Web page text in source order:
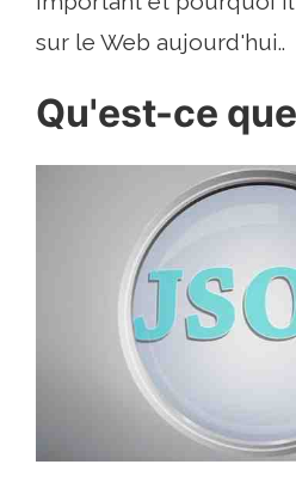
sur le Web aujourd'hui..
Qu'est-ce